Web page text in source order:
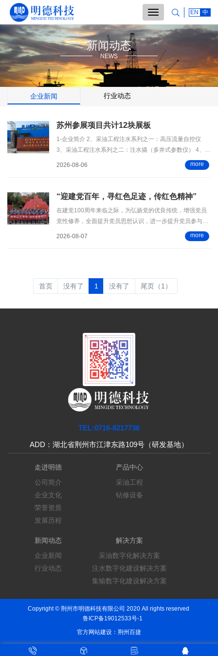
切
换
导
航
 EN 中
新闻动态
NEWS
企业新闻 行业动态
苏州参展项目共计12块展板
1-企业简介 2、采油工程注水系列之一：高压流量自控仪
3、采油工程注水系列之二：注水撬（多井式参数仪） 4、采
2026-08-06 more
“迎建党百年，寻红色足迹，传红色精神”
在建党100周年来临之际，为弘扬党的优良传统，增强党员
党性修养，全面提升党员思想认识，进一步提升党员参与公
司建设的积极性和责任感，中共荆州市明德科技有限公司党
支部于2021年7月1日至4日举办“迎建党百年，寻红色足迹，
2026-08-07 more
首页 没有了 1 没有了 尾页（1）
TEL:0716-8217736
ADD：湖北省荆州市江津东路109号（研发基地）
走进明德
公司简介
企业文化
荣誉资质
发展历程
产品中心
采油工程
钻修设备
新闻动态
企业新闻
行业动态
解决方案
采油数字化解决方案
注水数字化建设解决方案
集输数字化建设解决方案
Copyright © 荆州市明德科技有限公司 2020 All rights reserved
鲁ICP备19012533号-1
官方网站建设：荆州百捷
   